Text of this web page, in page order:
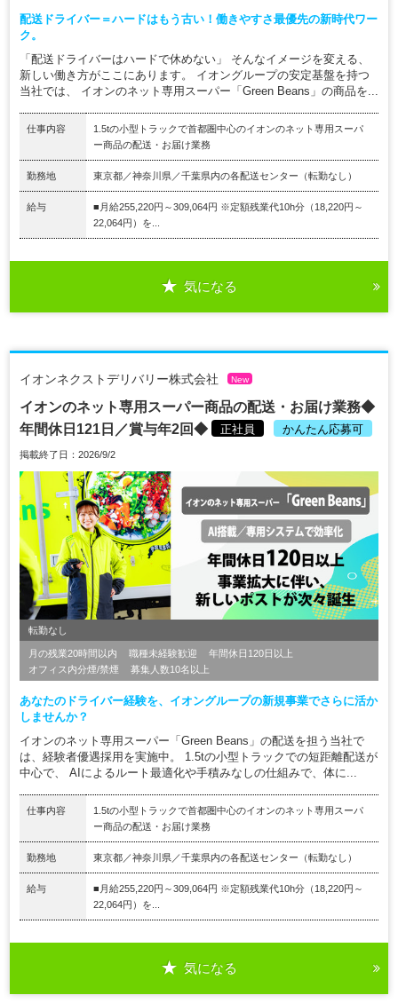
配送ドライバー＝ハードはもう古い！働きやすさ最優先の新時代ワー
ク。
「配送ドライバーはハードで休めない」 そんなイメージを変える、
新しい働き方がここにあります。 イオングループの安定基盤を持つ
当社では、 イオンのネット専用スーパー「Green Beans」の商品を...
仕事内容
1.5tの小型トラックで首都圏中心のイオンのネット専用スーパ
ー商品の配送・お届け業務
勤務地 東京都／神奈川県／千葉県内の各配送センター（転勤なし）
給与
■月給255,220円～309,064円 ※定額残業代10h分（18,220円～
22,064円）を...
気になる
イオンネクストデリバリー株式会社 New
イオンのネット専用スーパー商品の配送・お届け業務◆
年間休日121日／賞与年2回◆
正社員 かんたん応募可
掲載終了日：2026/9/2
転勤なし
月の残業20時間以内 職種未経験歓迎
年間休日120日以上
オフィス内分煙/禁煙
募集人数10名以上
あなたのドライバー経験を、イオングループの新規事業でさらに活か
しませんか？
イオンのネット専用スーパー「Green Beans」の配送を担う当社で
は、経験者優遇採用を実施中。 1.5tの小型トラックでの短距離配送が
中心で、 AIによるルート最適化や手積みなしの仕組みで、体に...
仕事内容
1.5tの小型トラックで首都圏中心のイオンのネット専用スーパ
ー商品の配送・お届け業務
勤務地 東京都／神奈川県／千葉県内の各配送センター（転勤なし）
給与
■月給255,220円～309,064円 ※定額残業代10h分（18,220円～
22,064円）を...
気になる